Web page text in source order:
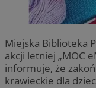
Miejska Biblioteka
akcji letniej „MOC
informuje, że
krawieckie dla